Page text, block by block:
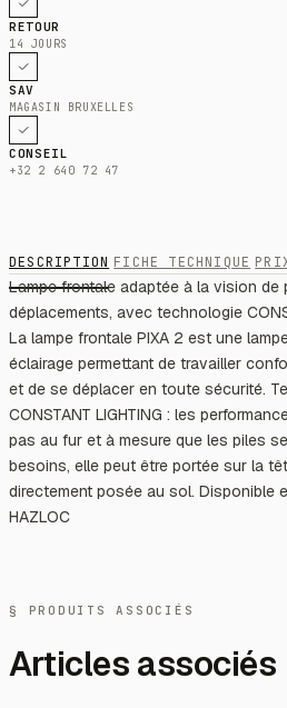
RETOUR
14 JOURS
SAV
MAGASIN BRUXELLES
CONSEIL
+32 2 640 72 47
DESCRIPTION FICHE TECHNIQUE
Lampe frontale adaptée à la vision de
déplacements, avec technologie
La lampe frontale PIXA 2 est une
éclairage permettant de travailler
et de se déplacer en toute sécurité.
CONSTANT LIGHTING : les
pas au fur et à mesure que les piles
besoins, elle peut être portée sur la
directement posée au sol. Disponible
HAZLOC
§ PRODUITS ASSOCIÉS
Articles associés